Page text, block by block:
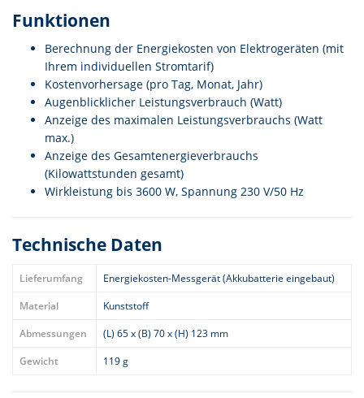
Funktionen
Berechnung der Energiekosten von Elektrogeräten (mit
Ihrem individuellen Stromtarif)
Kostenvorhersage (pro Tag, Monat, Jahr)
Augenblicklicher Leistungsverbrauch (Watt)
Anzeige des maximalen Leistungsverbrauchs (Watt
max.)
Anzeige des Gesamtenergieverbrauchs
(Kilowattstunden gesamt)
Wirkleistung bis 3600 W, Spannung 230 V/50 Hz
Technische Daten
Lieferumfang
Energiekosten-Messgerät (Akkubatterie eingebaut)
Material
Kunststoff
Abmessungen
(L) 65 x (B) 70 x (H) 123 mm
Gewicht
119 g